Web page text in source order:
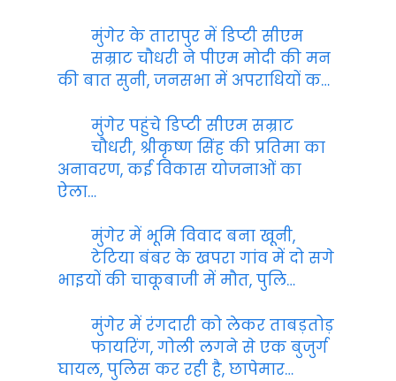
मुंगेर के तारापुर में डिप्टी सीएम
सम्राट चौधरी ने पीएम मोदी की मन
की बात सुनी, जनसभा में अपराधियों क…
मुंगेर पहुंचे डिप्टी सीएम सम्राट
चौधरी, श्रीकृष्ण सिंह की प्रतिमा का
अनावरण, कई विकास योजनाओं का
ऐला…
मुंगेर में भूमि विवाद बना खूनी,
टेटिया बंबर के खपरा गांव में दो सगे
भाइयों की चाकूबाजी में मौत, पुलि…
मुंगेर में रंगदारी को लेकर ताबड़तोड़
फायरिंग, गोली लगने से एक बुजुर्ग
घायल, पुलिस कर रही है, छापेमार…